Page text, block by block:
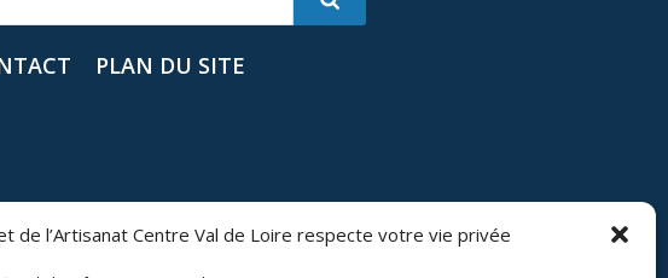
de l’Artisanat Centre Val de Loire respecte votre vie privée
PLAN DU SITE